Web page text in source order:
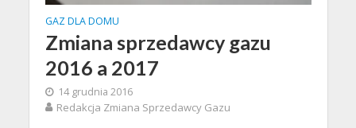
GAZ DLA DOMU
Zmiana sprzedawcy gazu
2016 a 2017
14 grudnia 2016
Redakcja Zmiana Sprzedawcy Gazu